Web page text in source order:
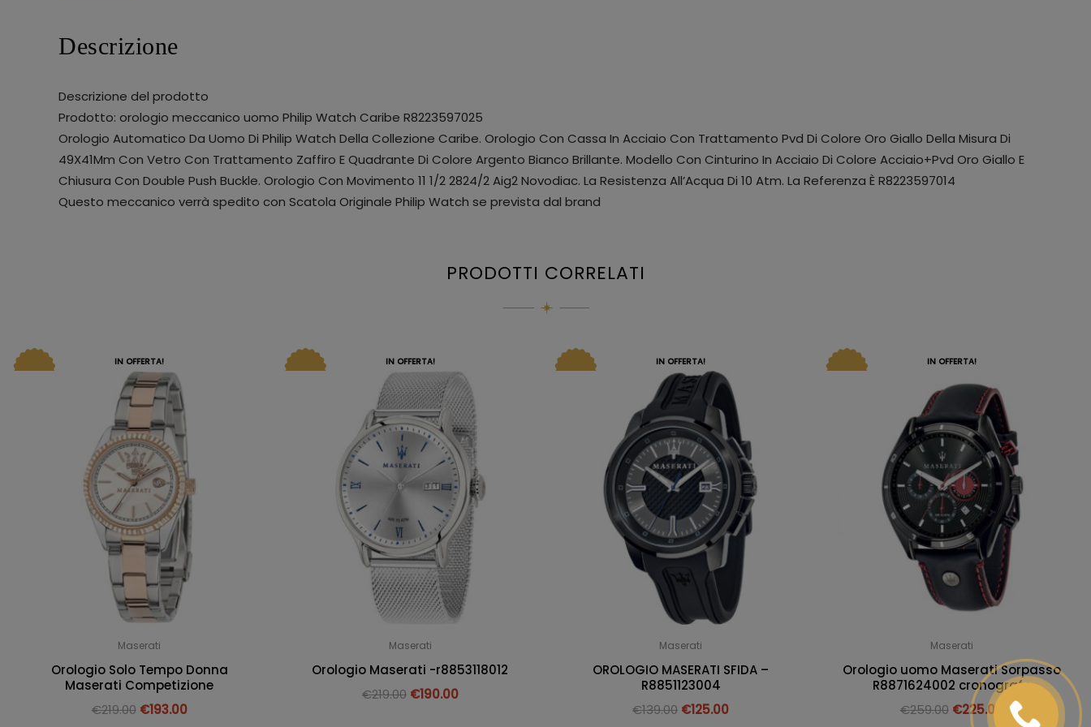
Descrizione
Descrizione del prodotto
Prodotto: orologio meccanico uomo Philip Watch Caribe R8223597025
Orologio Automatico Da Uomo Di Philip Watch Della Collezione Caribe. Orologio Con Cassa In Acciaio Con Trattamento Pvd Di Colore Oro Giallo Della Misura Di
49X41Mm Con Vetro Con Trattamento Zaffiro E Quadrante Di Colore Argento Bianco Brillante. Modello Con Cinturino In Acciaio Di Colore Acciaio+Pvd Oro Giallo E
Chiusura Con Double Push Buckle. Orologio Con Movimento 11 1/2 2824/2 Aig2 Novodiac. La Resistenza All’Acqua Di 10 Atm. La Referenza È R8223597014
Questo meccanico verrà spedito con Scatola Originale Philip Watch se prevista dal brand
PRODOTTI CORRELATI
IN OFFERTA!
Maserati
Orologio Solo Tempo Donna
Maserati Competizione
€219.00 €193.00
IN OFFERTA!
Maserati
Orologio Maserati -r8853118012
€219.00 €190.00
IN OFFERTA!
Maserati
OROLOGIO MASERATI SFIDA –
R8851123004
€139.00 €125.00
IN OFFERTA!
Maserati
Orologio uomo Maserati Sorpasso
R8871624002 cronografo
€259.00 €225.00